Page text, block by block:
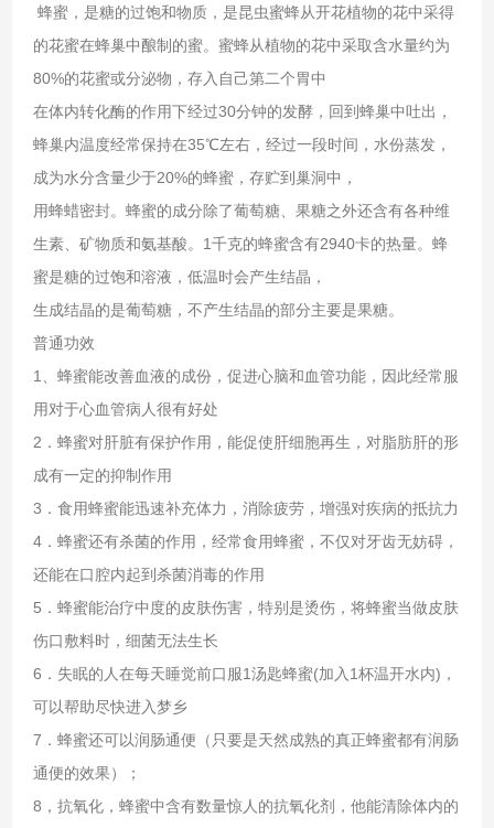
蜂蜜，是糖的过饱和物质，是昆虫蜜蜂从开花植物的花中采得
的花蜜在蜂巢中酿制的蜜。蜜蜂从植物的花中采取含水量约为
80%的花蜜或分泌物，存入自己第二个胃中
在体内转化酶的作用下经过30分钟的发酵，回到蜂巢中吐出，
蜂巢内温度经常保持在35℃左右，经过一段时间，水份蒸发，
成为水分含量少于20%的蜂蜜，存贮到巢洞中，
用蜂蜡密封。蜂蜜的成分除了葡萄糖、果糖之外还含有各种维
生素、矿物质和氨基酸。1千克的蜂蜜含有2940卡的热量。蜂
蜜是糖的过饱和溶液，低温时会产生结晶，
生成结晶的是葡萄糖，不产生结晶的部分主要是果糖。
普通功效
1、蜂蜜能改善血液的成份，促进心脑和血管功能，因此经常服
用对于心血管病人很有好处
2．蜂蜜对肝脏有保护作用，能促使肝细胞再生，对脂肪肝的形
成有一定的抑制作用
3．食用蜂蜜能迅速补充体力，消除疲劳，增强对疾病的抵抗力
4．蜂蜜还有杀菌的作用，经常食用蜂蜜，不仅对牙齿无妨碍，
还能在口腔内起到杀菌消毒的作用
5．蜂蜜能治疗中度的皮肤伤害，特别是烫伤，将蜂蜜当做皮肤
伤口敷料时，细菌无法生长
6．失眠的人在每天睡觉前口服1汤匙蜂蜜(加入1杯温开水内)，
可以帮助尽快进入梦乡
7．蜂蜜还可以润肠通便（只要是天然成熟的真正蜂蜜都有润肠
通便的效果）；
8，抗氧化，蜂蜜中含有数量惊人的抗氧化剂，他能清除体内的